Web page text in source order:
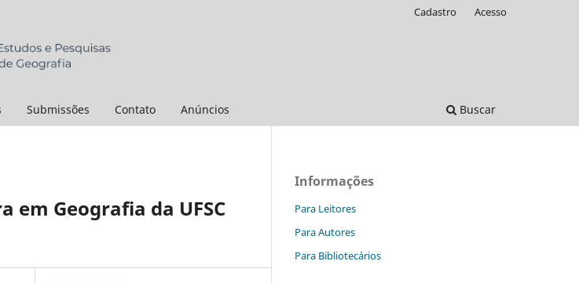
Submissões Contato Anúncios Buscar
Cadastro Acesso
em Geografia da UFSC
Informações
Para Leitores
Para Autores
Para Bibliotecários